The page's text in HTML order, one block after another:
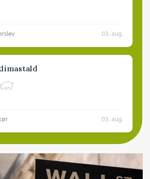
03. aug.
03. aug.